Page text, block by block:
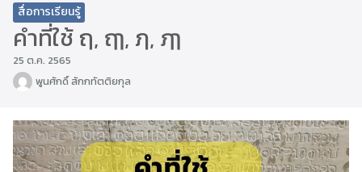
สื่อการเรียนรู้
คำที่ใช้ ฤ, ฤๅ, ฦ, ฦๅ
25 ต.ค. 2565
พูนศักดิ์ สักกทัตติยกุล